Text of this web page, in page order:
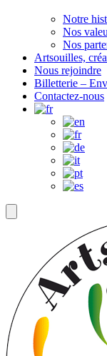
Notre
Nos
Nos
Artsouilles,
Nous rejoindre
Billetterie –
Contactez-nous